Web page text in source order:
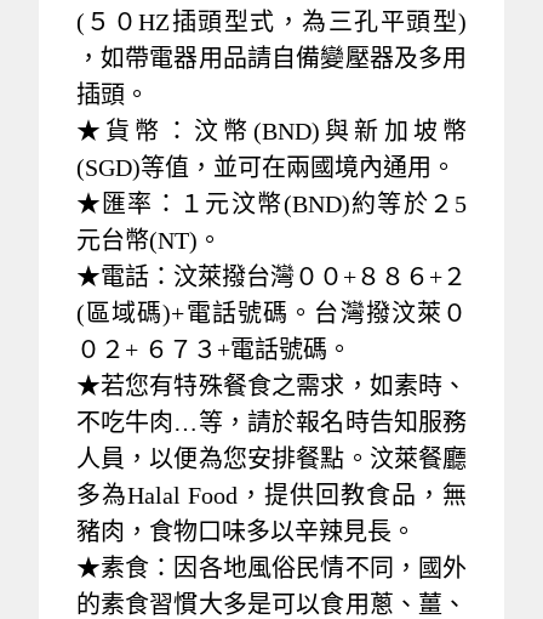
(５０HZ插頭型式，為三孔平頭型)
，如帶電器用品請自備變壓器及多用
插頭。
★貨幣：汶幣(BND)與新加坡幣
(SGD)等值，並可在兩國境內通用。
★匯率：１元汶幣(BND)約等於２5
元台幣(NT)。
★電話：汶萊撥台灣００+８８６+２
(區域碼)+電話號碼。台灣撥汶萊０
０２+ ６７３+電話號碼。
★若您有特殊餐食之需求，如素時、
不吃牛肉…等，請於報名時告知服務
人員，以便為您安排餐點。汶萊餐廳
多為Halal Food，提供回教食品，無
豬肉，食物口味多以辛辣見長。
★素食：因各地風俗民情不同，國外
的素食習慣大多是可以食用蔥、薑、